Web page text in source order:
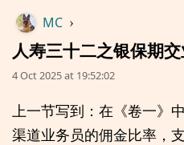
MC ›
人寿三十二之银保期
4 Oct 2025 at 19:52:02
上一节写到：在《卷一》
渠道业务员的佣金比率，